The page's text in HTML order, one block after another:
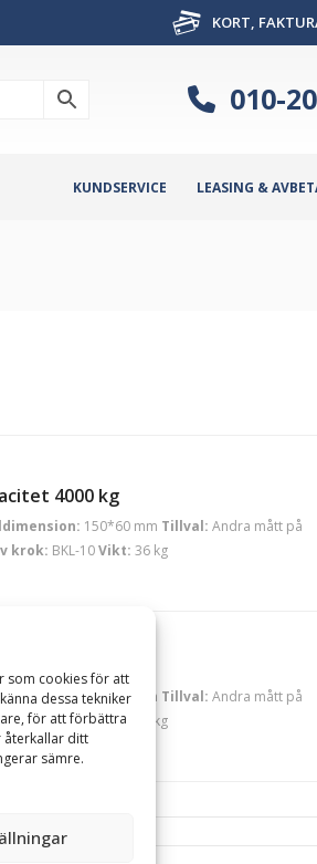
som cookies för att
dessa tekniker
för att förbättra
återkallar ditt
sämre.
KORT,
010-
KUNDSERVICE LEASING &
4000 kg
150*60 mm Tillval: Andra mått på
krok: BKL-10Vikt: 36 kg
150*60 mm Tillval: Andra mått på
krok: BKL-13Vikt:
38 kg